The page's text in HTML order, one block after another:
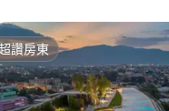
讚房東
讚房東